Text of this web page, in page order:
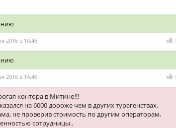
2016 в 14:46
2016 в 14:46
контора в Митино!!!
на 6000 дороже чем в других турагенствах.
не проверив стоимость по другим операторам,
сотрудницы..